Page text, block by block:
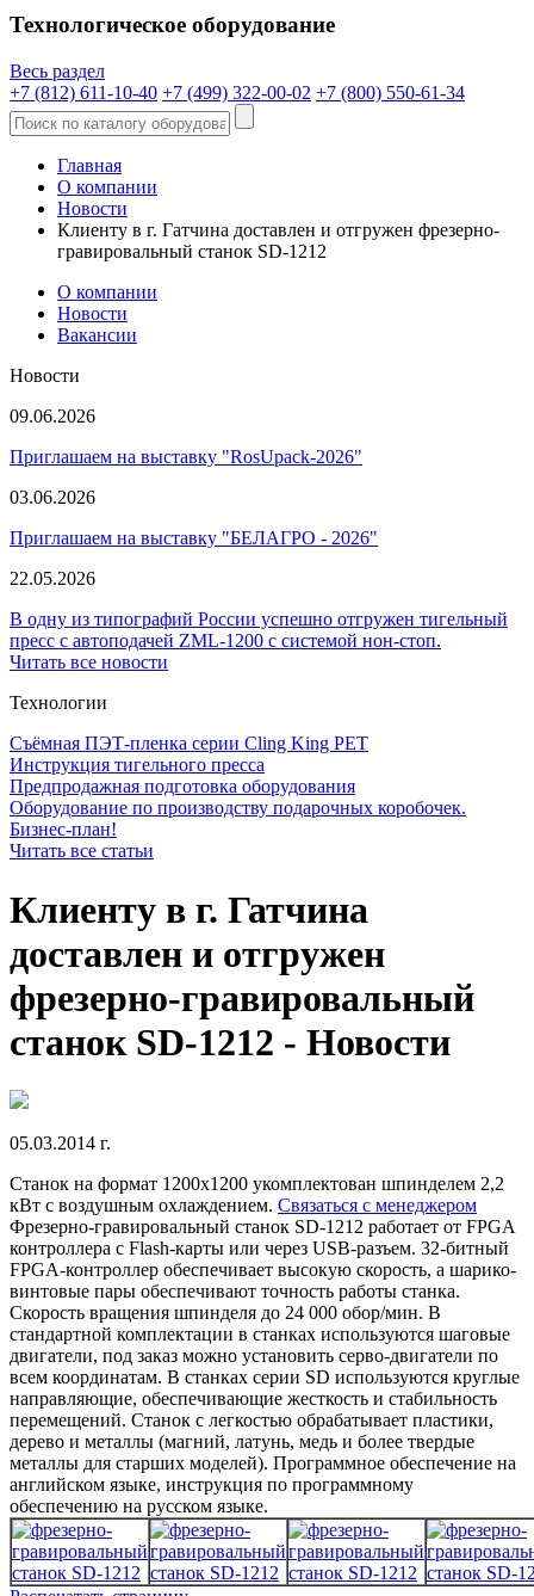
Технологическое оборудование
Весь раздел
+7 (812) 611-10-40 +7 (499) 322-00-02 +7 (800) 550-61-34
Главная
О компании
Новости
Клиенту в г. Гатчина доставлен и отгружен фрезерно-
гравировальный станок SD-1212
О компании
Новости
Вакансии
Новости
09.06.2026
Приглашаем на выставку "RosUpack-2026"
03.06.2026
Приглашаем на выставку "БЕЛАГРО - 2026"
22.05.2026
В одну из типографий России успешно отгружен тигельный
пресс с автоподачей ZML-1200 с системой нон-стоп.
Читать все новости
Технологии
Съёмная ПЭТ-пленка серии Cling King PET
Инструкция тигельного пресса
Предпродажная подготовка оборудования
Оборудование по производству подарочных коробочек.
Бизнес-план!
Читать все статьи
Клиенту в г. Гатчина
доставлен и отгружен
фрезерно-гравировальный
станок SD-1212 - Новости
05.03.2014 г.
Станок на формат 1200х1200 укомплектован шпинделем 2,2
кВт с воздушным охлаждением. Связаться с менеджером
Фрезерно-гравировальный станок SD-1212 работает от FPGA
контроллера с Flash-карты или через USB-разъем. 32-битный
FPGA-контроллер обеспечивает высокую скорость, а шарико-
винтовые пары обеспечивают точность работы станка.
Скорость вращения шпинделя до 24 000 обор/мин. В
стандартной комплектации в станках используются шаговые
двигатели, под заказ можно установить серво-двигатели по
всем координатам. В станках серии SD используются круглые
направляющие, обеспечивающие жесткость и стабильность
перемещений. Станок с легкостью обрабатывает пластики,
дерево и металлы (магний, латунь, медь и более твердые
металлы для старших моделей). Программное обеспечение на
английском языке, инструкция по программному
обеспечению на русском языке.